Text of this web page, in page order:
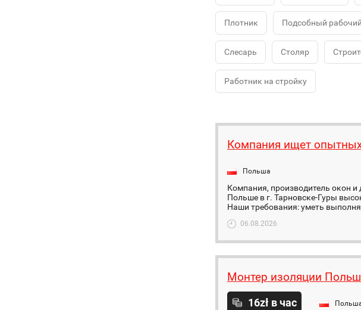
Плотник Подсобный рабочий
Слесарь Столяр
Работник на стройку
Компания ищет
Польша
Компания, производитель окон
Польше в г. Тарновске-Гуры
Наши требования: уметь
06.08.2026
Монтер изоляции
16zł в час